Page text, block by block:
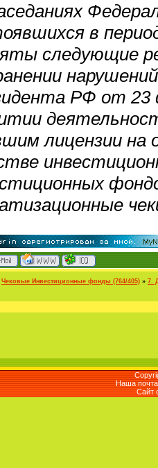
в
следующие
РФ от 23
лицензии на
Чековые Инвестиционные фонды (764/405) » 7.
Наша почта
Сайт